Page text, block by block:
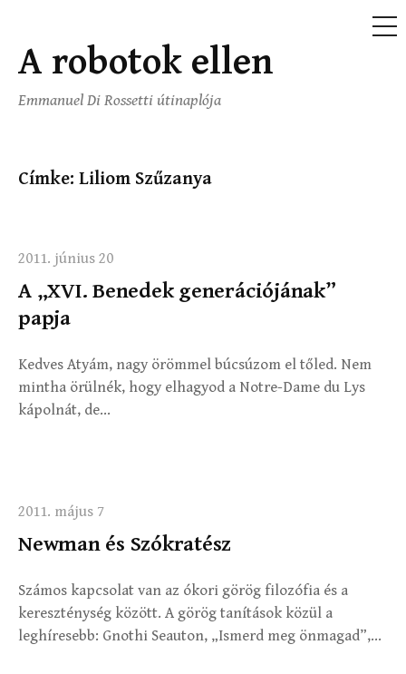
Ugrás
a
tartalomhoz
A robotok ellen
Emmanuel Di Rossetti útinaplója
Címke: Liliom Szűzanya
2011. június 20
A „XVI. Benedek generációjának”
papja
Kedves Atyám, nagy örömmel búcsúzom el tőled. Nem
mintha örülnék, hogy elhagyod a Notre-Dame du Lys
kápolnát, de...
2011. május 7
Newman és Szókratész
Számos kapcsolat van az ókori görög filozófia és a
kereszténység között. A görög tanítások közül a
leghíresebb: Gnothi Seauton, „Ismerd meg önmagad”,...